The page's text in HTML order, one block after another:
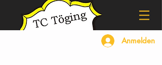
Anmelden